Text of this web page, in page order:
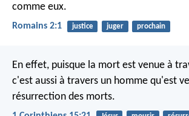
comme eux.
Romains 2:1 justice juger prochain
En effet, puisque la mort est venue à
c'est aussi à travers un homme qu'est
résurrection des morts.